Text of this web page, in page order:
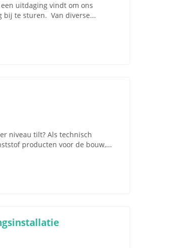
uitdaging vindt om ons
bij te sturen. Van diverse...
niveau tilt? Als technisch
producten voor de bouw,...